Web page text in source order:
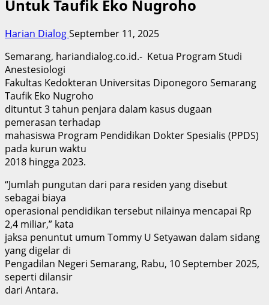
Untuk Taufik Eko Nugroho
Harian DialogSeptember 11, 2025
Semarang, hariandialog.co.id.- Ketua Program Studi
Anestesiologi
Fakultas Kedokteran Universitas Diponegoro Semarang
Taufik Eko Nugroho
dituntut 3 tahun penjara dalam kasus dugaan
pemerasan terhadap
mahasiswa Program Pendidikan Dokter Spesialis (PPDS)
pada kurun waktu
2018 hingga 2023.
“Jumlah pungutan dari para residen yang disebut
sebagai biaya
operasional pendidikan tersebut nilainya mencapai Rp
2,4 miliar,” kata
jaksa penuntut umum Tommy U Setyawan dalam sidang
yang digelar di
Pengadilan Negeri Semarang, Rabu, 10 September 2025,
seperti dilansir
dari Antara.